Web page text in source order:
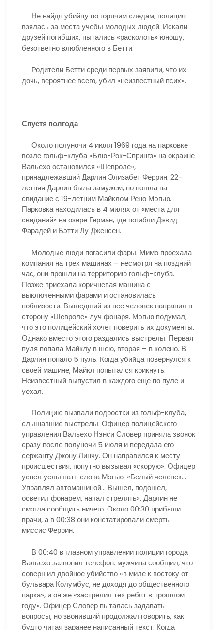
Не найдя убийцу по горячим следам, полиция
взялась за места учебы молодых людей. Искали
друзей погибших, пытались «расколоть» юношу,
безответно влюбленного в Бетти.
Родители Бетти среди первых заявили, что их
дочь, вероятнее всего, убил «неизвестный псих».
Спустя полгода
Около полуночи 4 июля 1969 года на парковке
возле гольф-клуба «Блю-Рок-Спрингз» на окраине
Вальехо остановился «Шевроле»,
принадлежавший Дарлин Элизабет Феррин. 22-
летняя Дарлин была замужем, но пошла на
свидание с 19-летним Майклом Рено Мэгью.
Парковка находилась в 4 милях от «места для
свиданий» на озере Герман, где погибли Дэвид
Фарадей и Бэтти Лу Дженсен.
Молодые люди погасили фары. Мимо проехала
компания на трех машинах – несмотря на поздний
час, они прошли на территорию гольф-клуба.
Позже приехала коричневая машина с
выключенными фарами и остановилась
поблизости. Вышедший из нее человек направил в
сторону «Шевроле» луч фонаря. Мэгью подумал,
что это полицейский хочет поверить их документы.
Однако вместо этого раздались выстрелы. Первая
пуля попала Майклу в шею, вторая – в колено. В
Дарлин попало 5 пуль. Когда убийца повернулся к
своей машине, Майкл попытался крикнуть.
Неизвестный выпустил в каждого еще по пуле и
уехал.
Полицию вызвали подростки из гольф-клуба,
слышавшие выстрелы. Офицер полицейского
управления Вальехо Нэнси Словер приняла звонок
сразу после полуночи 5 июля и передала его
сержанту Джону Линчу. Он направился к месту
происшествия, попутно вызывая «скорую». Офицер
успел услышать слова Мэгью: «Белый человек…
Управлял автомашиной… Вышел, подошел,
осветил фонарем, начал стрелять». Дарлин не
смогла сообщить ничего. Около 00:30 прибыли
врачи, а в 00:38 они констатировали смерть
миссис Феррин.
В 00:40 в главном управлении полиции города
Вальехо зазвонил телефон: мужчина сообщил, что
совершил двойное убийство «в миле к востоку от
бульвара Колумбус, не доходя до общественного
парка», и он же «застрелил тех ребят в прошлом
году». Офицер Словер пыталась задавать
вопросы, но звонивший продолжал говорить, как
будто читая заранее написанный текст. Когда